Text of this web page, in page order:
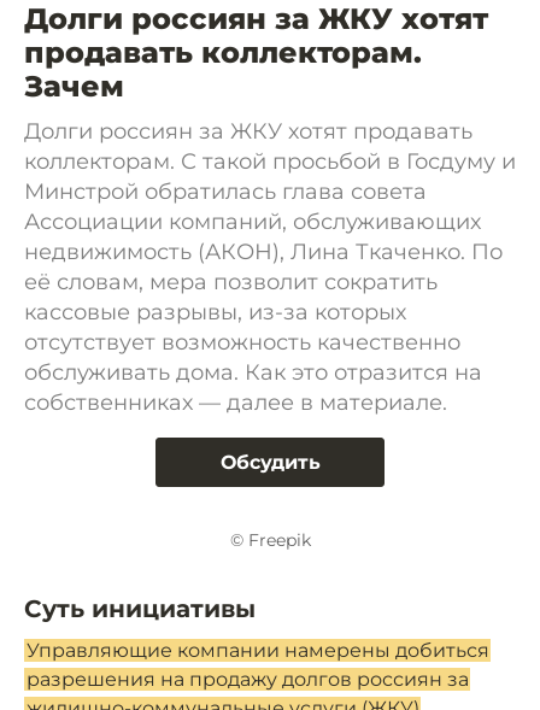
Долги россиян за ЖКУ хотят
продавать коллекторам.
Зачем
Долги россиян за ЖКУ хотят продавать
коллекторам. С такой просьбой в Госдуму и
Минстрой обратилась глава совета
Ассоциации компаний, обслуживающих
недвижимость (АКОН), Лина Ткаченко. По
её словам, мера позволит сократить
кассовые разрывы, из-за которых
отсутствует возможность качественно
обслуживать дома. Как это отразится на
собственниках — далее в материале.
Обсудить
© Freepik
Суть инициативы
Управляющие компании намерены добиться
разрешения на продажу долгов россиян за